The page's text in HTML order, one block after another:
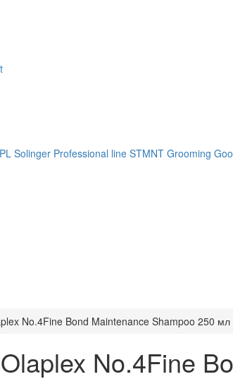
Solinger Professional lineSTMNT Grooming
No.4Fine Bond Maintenance Shampoo 250 мл
No.4Fine